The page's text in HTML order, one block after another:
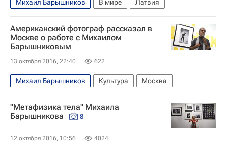
Михаил Барышников В мире Латвия
Американский фотограф рассказал в
Москве о работе с Михаилом
Барышниковым
13 октября 2016, 22:40 622
Михаил Барышников Культура Москва
"Метафизика тела" Михаила
Барышникова
8
12 октября 2016, 10:56 4024